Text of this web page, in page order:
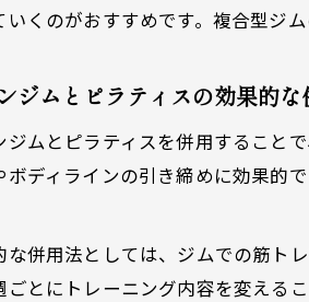
いくのがおすすめです。複合型ジ
ジムとピラティスの効果的な
ジムとピラティスを併用すること
ボディラインの引き締めに効果的
な併用法としては、ジムでの筋ト
ごとにトレーニング内容を変える